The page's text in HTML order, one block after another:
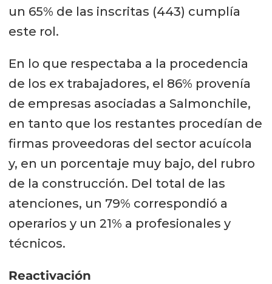
un 65% de las inscritas (443) cumplía
este rol.
En lo que respectaba a la procedencia
de los ex trabajadores, el 86% provenía
de empresas asociadas a Salmonchile,
en tanto que los restantes procedían de
firmas proveedoras del sector acuícola
y, en un porcentaje muy bajo, del rubro
de la construcción. Del total de las
atenciones, un 79% correspondió a
operarios y un 21% a profesionales y
técnicos.
Reactivación